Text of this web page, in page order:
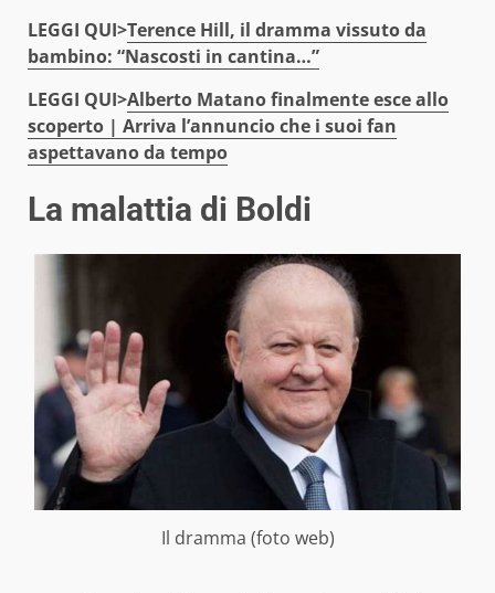
LEGGI QUI>Terence Hill, il dramma vissuto da
bambino: “Nascosti in cantina…”
LEGGI QUI>Alberto Matano finalmente esce allo
scoperto | Arriva l’annuncio che i suoi fan
aspettavano da tempo
La malattia di Boldi
Il dramma (foto web)